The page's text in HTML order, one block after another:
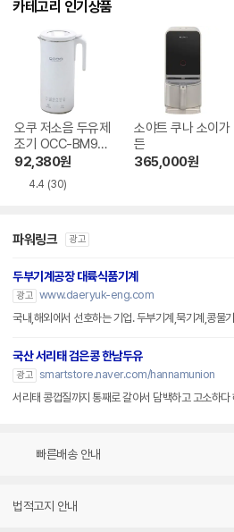
카테고리 인기상품
오쿠 저소음 두유제
조기 OCC-BM900
SV
92,380원
4.4 (30)
소야트 쿠나 소이가
든
365,000원
파워링크 광고
두부기계공장 대륙식품기계
광고 www.daeryuk-eng.com
국내,해외에서 선호하는 기업. 두부기계,묵기계,콩물
국산 서리태 검은콩 한남두유
광고 smartstore.naver.com/hannamunion
서리태 콩껍질까지 통째로 갈아서 담백하고 고소하다
빠른배송 안내
법적고지 안내